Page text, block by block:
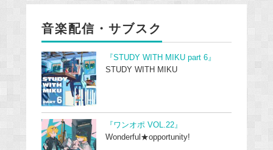
音楽配信・サブスク
『STUDY WITH MIKU part 6』
STUDY WITH MIKU
『ワンオポ VOL.22』
Wonderful★opportunity!